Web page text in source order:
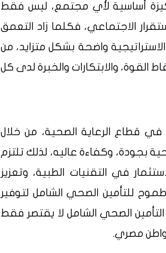
ركيزة أساسية لأي مجتمع، ليس فقط
الاجتماعي، فكلما زاد التعمق
واضحة بشكل متزايد، من
والابتكارات والخبرة لدى كل
في قطاع الرعاية الصحية، من خلال
بجودة، وكفاءة عاليه، لذلك تلتزم
في التقنيات الطبية، وتعزيز
للتأمين الصحي الشامل لتوفير
الصحي الشامل لا يقتصر فقط
مصري.